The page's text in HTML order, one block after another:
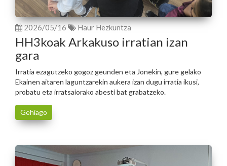
2026/05/16 Haur Hezkuntza
HH3koak Arkakuso irratian izan
gara
Irratia ezagutzeko gogoz geunden eta Jonekin, gure gelako
Ekainen aitaren laguntzarekin aukera izan dugu irratia ikusi,
probatu eta irratsaiorako abesti bat grabatzeko.
Gehiago